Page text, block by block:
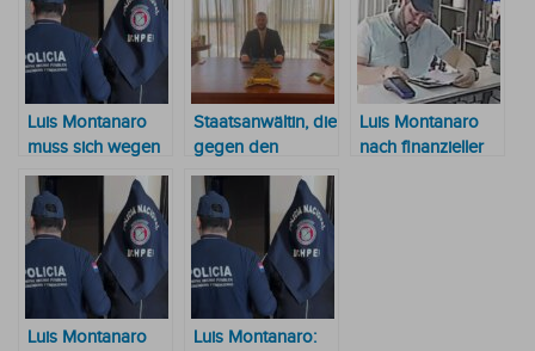
Luis Montanaro
muss sich wegen
des Falls „Duck
Sex Games” vor
Gericht
verantworten
Staatsanwältin, die
gegen den
Geschäftsmann
Luis Montanaro
ermittelt, erhielt
Drohbrief und
Blumen
Luis Montanaro
nach finanzieller
Luis Montanaro
Luis Montanaro: